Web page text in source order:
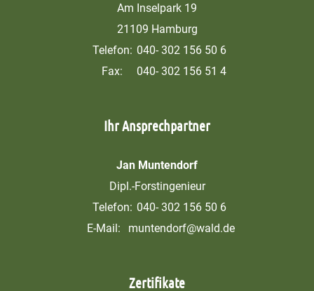
Am Inselpark 19
21109 Hamburg
Telefon: 040- 302 156 50 6
Fax:
040- 302 156 51 4
Ihr Ansprechpartner
Jan Muntendorf
Dipl.-Forstingenieur
Telefon: 040- 302 156 50 6
E-Mail:
muntendorf@wald.de
Zertifikate